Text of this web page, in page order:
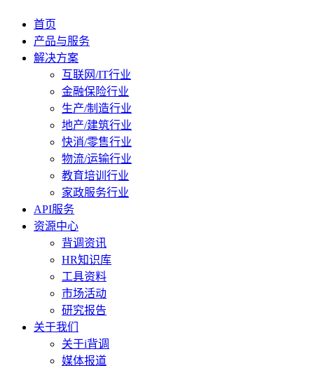
首页
产品与服务
解决方案
互联网/IT行业
金融保险行业
生产/制造行业
地产/建筑行业
快消/零售行业
物流/运输行业
教育培训行业
家政服务行业
API服务
资源中心
背调资讯
HR知识库
工具资料
市场活动
研究报告
关于我们
关于i背调
媒体报道